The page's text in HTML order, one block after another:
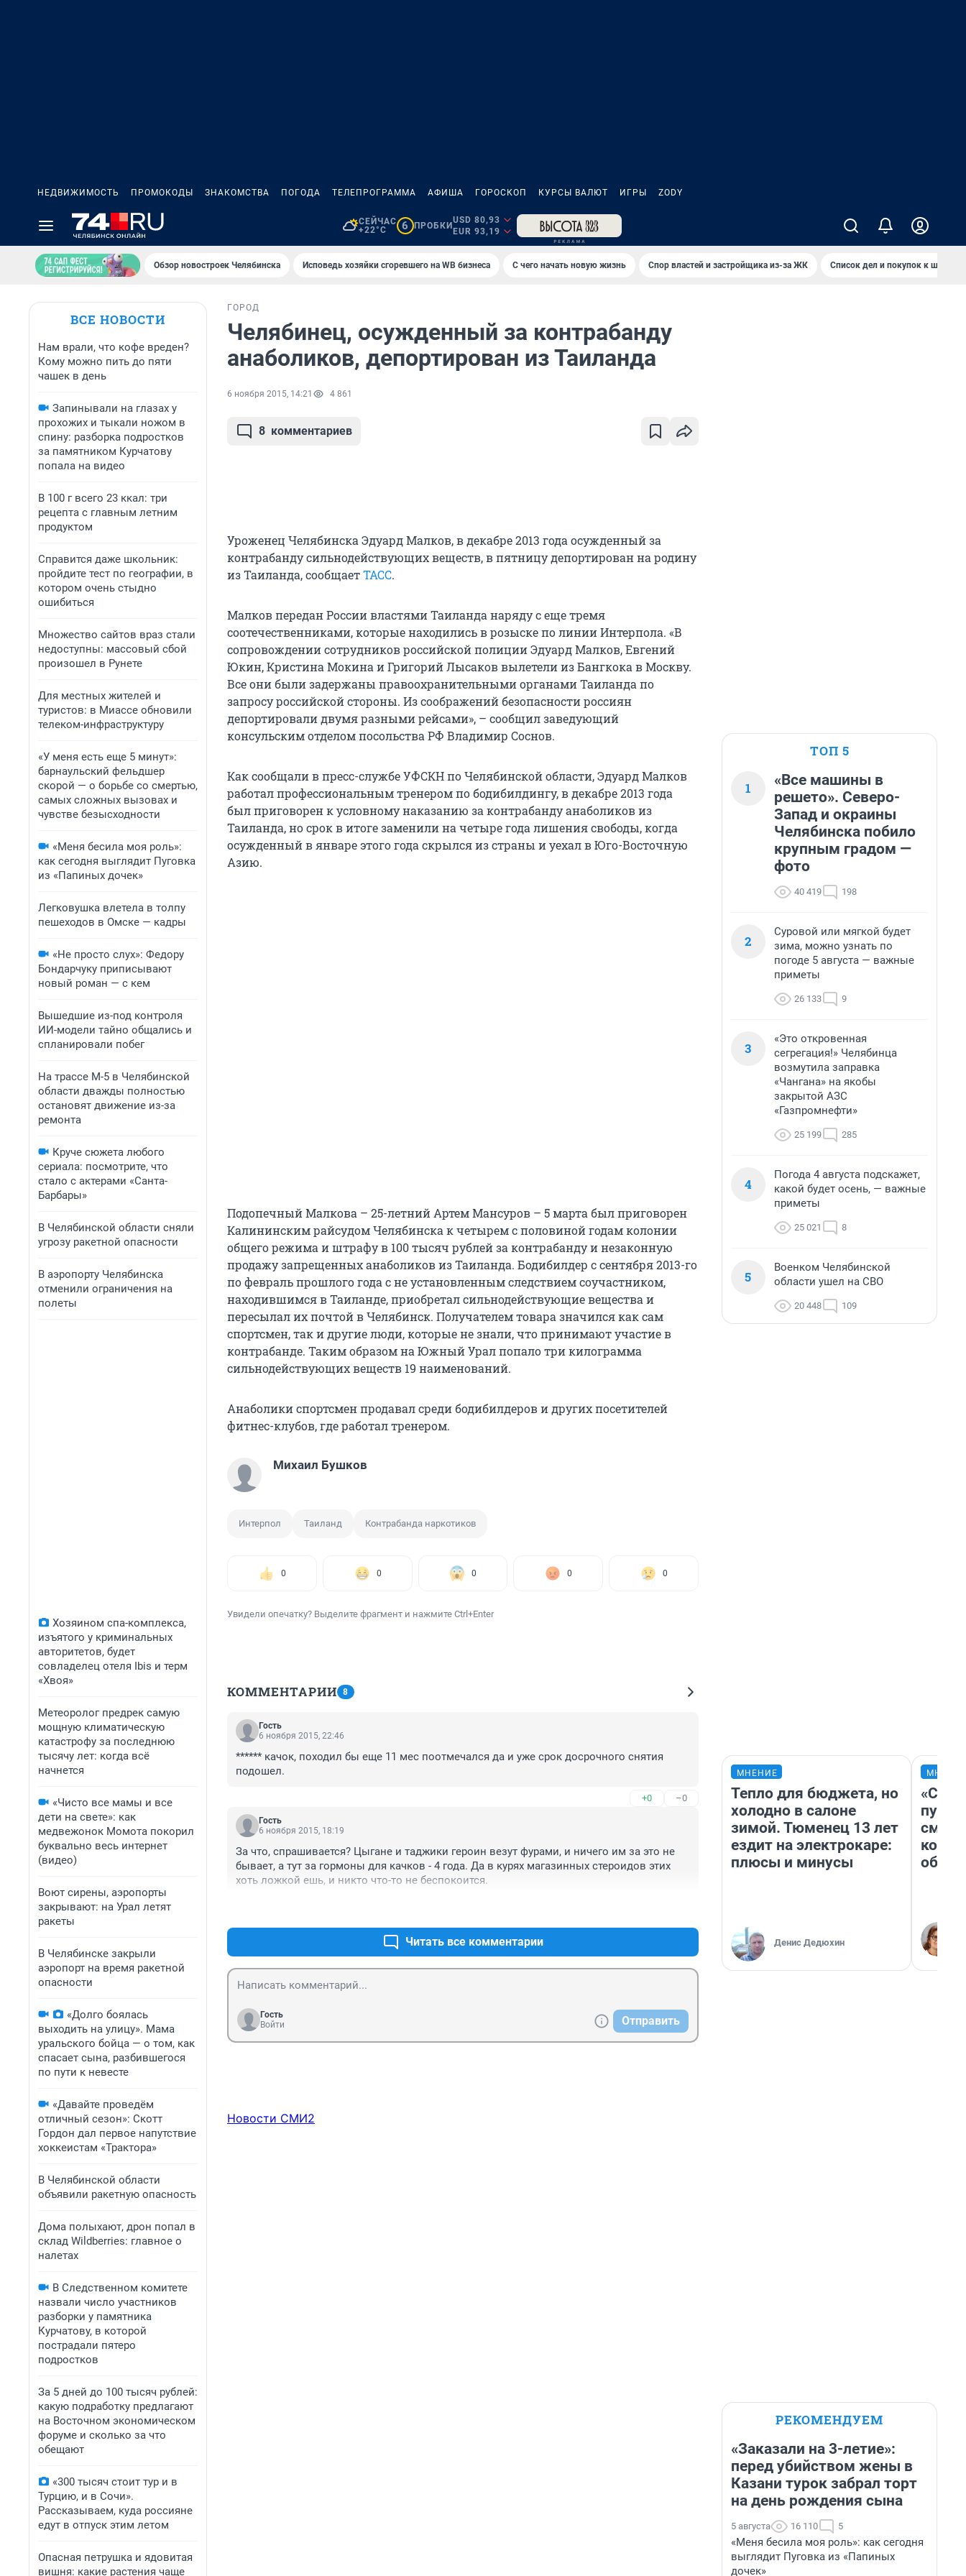
НЕДВИЖИМОСТЬ ПРОМОКОДЫ ЗНАКОМСТВА ПОГОДА ТЕЛЕПРОГРАММА АФИША ГОРОСКОП КУРСЫ ВАЛЮТ ИГРЫ ZODY
СЕЙЧАС
+22°C
6 ПРОБКИ
USD 80,93
EUR 93,19
Обзор новостроек Челябинска Исповедь хозяйки сгоревшего на WB бизнеса С чего начать новую жизнь Спор властей и застройщика из-за ЖК Список дел и покупок к школе
ВСЕ НОВОСТИ
Нам врали, что кофе вреден?
Кому можно пить до пяти
чашек в день
Запинывали на глазах у
прохожих и тыкали ножом в
спину: разборка подростков
за памятником Курчатову
попала на видео
В 100 г всего 23 ккал: три
рецепта с главным летним
продуктом
Справится даже школьник:
пройдите тест по географии, в
котором очень стыдно
ошибиться
Множество сайтов враз стали
недоступны: массовый сбой
произошел в Рунете
Для местных жителей и
туристов: в Миассе обновили
телеком-инфраструктуру
«У меня есть еще 5 минут»:
барнаульский фельдшер
скорой — о борьбе со смертью,
самых сложных вызовах и
чувстве безысходности
«Меня бесила моя роль»:
как сегодня выглядит Пуговка
из «Папиных дочек»
Легковушка влетела в толпу
пешеходов в Омске — кадры
«Не просто слух»: Федору
Бондарчуку приписывают
новый роман — с кем
Вышедшие из-под контроля
ИИ-модели тайно общались и
спланировали побег
На трассе М-5 в Челябинской
области дважды полностью
остановят движение из-за
ремонта
Круче сюжета любого
сериала: посмотрите, что
стало с актерами «Санта-
Барбары»
В Челябинской области сняли
угрозу ракетной опасности
В аэропорту Челябинска
отменили ограничения на
полеты
Хозяином спа-комплекса,
изъятого у криминальных
авторитетов, будет
совладелец отеля Ibis и терм
«Хвоя»
Метеоролог предрек самую
мощную климатическую
катастрофу за последнюю
тысячу лет: когда всё
начнется
«Чисто все мамы и все
дети на свете»: как
медвежонок Момота покорил
буквально весь интернет
(видео)
Воют сирены, аэропорты
закрывают: на Урал летят
ракеты
В Челябинске закрыли
аэропорт на время ракетной
опасности
«Долго боялась
выходить на улицу». Мама
уральского бойца — о том, как
спасает сына, разбившегося
по пути к невесте
«Давайте проведём
отличный сезон»: Скотт
Гордон дал первое напутствие
хоккеистам «Трактора»
В Челябинской области
объявили ракетную опасность
Дома полыхают, дрон попал в
склад Wildberries: главное о
налетах
В Следственном комитете
назвали число участников
разборки у памятника
Курчатову, в которой
пострадали пятеро
подростков
За 5 дней до 100 тысяч рублей:
какую подработку предлагают
на Восточном экономическом
форуме и сколько за что
обещают
«300 тысяч стоит тур и в
Турцию, и в Сочи».
Рассказываем, куда россияне
едут в отпуск этим летом
Опасная петрушка и ядовитая
вишня: какие растения чаще
ГОРОД
Челябинец, осужденный за контрабанду
анаболиков, депортирован из Таиланда
6 ноября 2015, 14:21 4 861
8 комментариев
Уроженец Челябинска Эдуард Малков, в декабре 2013 года осужденный за
контрабанду сильнодействующих веществ, в пятницу депортирован на родину
из Таиланда, сообщаетТАСС.
Малков передан России властями Таиланда наряду с еще тремя
соотечественниками, которые находились в розыске по линии Интерпола. «В
сопровождении сотрудников российской полиции Эдуард Малков, Евгений
Юкин, Кристина Мокина и Григорий Лысаков вылетели из Бангкока в Москву.
Все они были задержаны правоохранительными органами Таиланда по
запросу российской стороны. Из соображений безопасности россиян
депортировали двумя разными рейсами», – сообщил заведующий
консульским отделом посольства РФ Владимир Соснов.
Как сообщали в пресс-службе УФСКН по Челябинской области, Эдуард Малков
работал профессиональным тренером по бодибилдингу, в декабре 2013 года
был приговорен к условному наказанию за контрабанду анаболиков из
Таиланда, но срок в итоге заменили на четыре года лишения свободы, когда
осужденный в январе этого года скрылся из страны и уехал в Юго-Восточную
Азию.
Подопечный Малкова – 25-летний Артем Мансуров – 5 марта был приговорен
Калининским райсудом Челябинска к четырем c половиной годам колонии
общего режима и штрафу в 100 тысяч рублей за контрабанду и незаконную
продажу запрещенных анаболиков из Таиланда. Бодибилдер с сентября 2013-го
по февраль прошлого года с не установленным следствием соучастником,
находившимся в Таиланде, приобретал сильнодействующие вещества и
пересылал их почтой в Челябинск. Получателем товара значился как сам
спортсмен, так и другие люди, которые не знали, что принимают участие в
контрабанде. Таким образом на Южный Урал попало три килограмма
сильнодействующих веществ 19 наименований.
Анаболики спортсмен продавал среди бодибилдеров и других посетителей
фитнес-клубов, где работал тренером.
Михаил Бушков
Интерпол Таиланд Контрабанда наркотиков
0 0 0 0 0
Увидели опечатку? Выделите фрагмент и нажмите Ctrl+Enter
КОММЕНТАРИИ 8
Гость
6 ноября 2015, 22:46
****** качок, походил бы еще 11 мес поотмечался да и уже срок досрочного снятия
подошел.
+0 –0
Гость
6 ноября 2015, 18:19
За что, спрашивается? Цыгане и таджики героин везут фурами, и ничего им за это не
бывает, а тут за гормоны для качков - 4 года. Да в курях магазинных стероидов этих
хоть ложкой ешь, и никто что-то не беспокоится.
Читать все комментарии
Гость
Войти
Отправить
Новости СМИ2
ТОП 5
1
«Все машины в
решето». Северо-
Запад и окраины
Челябинска побило
крупным градом —
фото
40 419 198
2
Суровой или мягкой будет
зима, можно узнать по
погоде 5 августа — важные
приметы
26 133 9
3
«Это откровенная
сегрегация!» Челябинца
возмутила заправка
«Чангана» на якобы
закрытой АЗС
«Газпромнефти»
25 199 285
4
Погода 4 августа подскажет,
какой будет осень, — важные
приметы
25 021 8
5
Военком Челябинской
области ушел на СВО
20 448 109
МНЕНИЕ
Тепло для бюджета, но
холодно в салоне
зимой. Тюменец 13 лет
ездит на электрокаре:
плюсы и минусы
Денис Дедюхин
РЕКОМЕНДУЕМ
«Заказали на 3-летие»:
перед убийством жены в
Казани турок забрал торт
на день рождения сына
5 августа 16 110 5
«Меня бесила моя роль»: как сегодня
выглядит Пуговка из «Папиных
дочек»